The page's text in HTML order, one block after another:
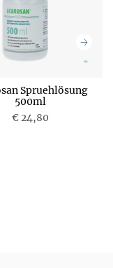
Spruehlösung
500ml
€ 24,80r